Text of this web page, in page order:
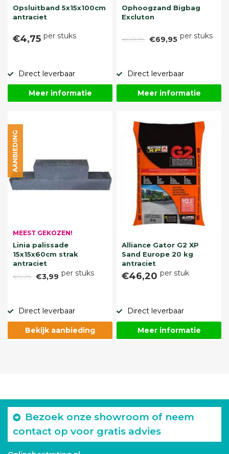
Opsluitband 5x15x100cm
antraciet
€4,75 per stuks
Direct leverbaar
Meer informatie
Ophoogzand Bigbag
Excluton
€89,95 €69,95 per stuks
Direct leverbaar
Meer informatie
MEEST GEKOZEN!
Linia palissade
15x15x60cm strak
antraciet
€5,75 €3,99 per stuks
AANBIEDING
Direct leverbaar
Bekijk aanbieding
Alliance Gator G2 XP
Sand Europe 20 kg
antraciet
€46,20 per stuk
Direct leverbaar
Meer informatie
Bezoek onze showroom of neem
contact op voor gratis advies